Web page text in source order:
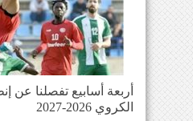
أربعة أسابيع تفصلنا عن
الكروي 2026-2027